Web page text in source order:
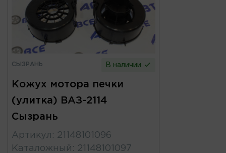
СЫЗРАНЬ В наличии
Кожух мотора печки
(улитка) ВАЗ-2114
Сызрань
Артикул : 21148101096
Каталожный : 21148101097